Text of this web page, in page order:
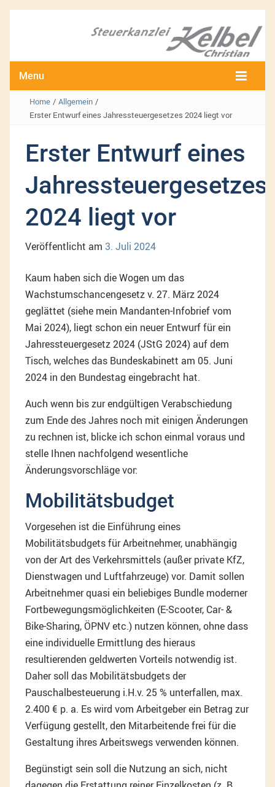
Menu
Home / Allgemein /
Erster Entwurf eines Jahressteuergesetzes 2024 liegt vor
Erster Entwurf eines
Jahressteuergesetzes
2024 liegt vor
Veröffentlicht am 3. Juli 2024
Kaum haben sich die Wogen um das
Wachstumschancengesetz v. 27. März 2024
geglättet (siehe mein Mandanten-Infobrief vom
Mai 2024), liegt schon ein neuer Entwurf für ein
Jahressteuergesetz 2024 (JStG 2024) auf dem
Tisch, welches das Bundeskabinett am 05. Juni
2024 in den Bundestag eingebracht hat.
Auch wenn bis zur endgültigen Verabschiedung
zum Ende des Jahres noch mit einigen Änderungen
zu rechnen ist, blicke ich schon einmal voraus und
stelle Ihnen nachfolgend wesentliche
Änderungsvorschläge vor:
Mobilitätsbudget
Vorgesehen ist die Einführung eines
Mobilitätsbudgets für Arbeitnehmer, unabhängig
von der Art des Verkehrsmittels (außer private KfZ,
Dienstwagen und Luftfahrzeuge) vor. Damit sollen
Arbeitnehmer quasi ein beliebiges Bundle moderner
Fortbewegungsmöglichkeiten (E-Scooter, Car- &
Bike-Sharing, ÖPNV etc.) nutzen können, ohne dass
eine individuelle Ermittlung des hieraus
resultierenden geldwerten Vorteils notwendig ist.
Daher soll das Mobilitätsbudgets der
Pauschalbesteuerung i.H.v. 25 % unterfallen, max.
2.400 € p. a. Es wird vom Arbeitgeber ein Betrag zur
Verfügung gestellt, den Mitarbeitende frei für die
Gestaltung ihres Arbeitswegs verwenden können.
Begünstigt sein soll die Nutzung an sich, nicht